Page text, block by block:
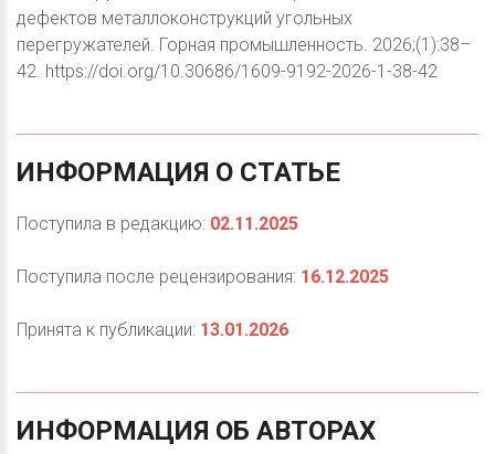
дефектов металлоконструкций угольных
перегружателей. Горная промышленность. 2026;(1):38–
42. https://doi.org/10.30686/1609-9192-2026-1-38-42
ИНФОРМАЦИЯ О СТАТЬЕ
Поступила в редакцию: 02.11.2025
Поступила после рецензирования: 16.12.2025
Принята к публикации: 13.01.2026
ИНФОРМАЦИЯ ОБ АВТОРАХ